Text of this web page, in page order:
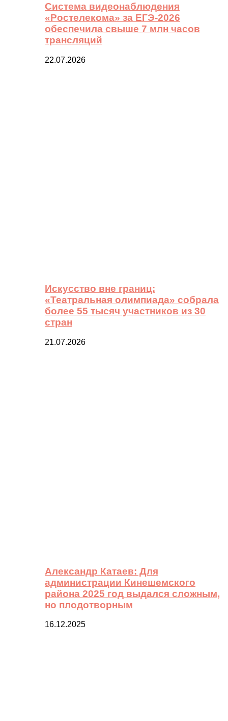
Система видеонаблюдения
«Ростелекома» за ЕГЭ-2026
обеспечила свыше 7 млн часов
трансляций
22.07.2026
Искусство вне границ:
«Театральная олимпиада» собрала
более 55 тысяч участников из 30
стран
21.07.2026
Александр Катаев: Для
администрации Кинешемского
района 2025 год выдался сложным,
но плодотворным
16.12.2025